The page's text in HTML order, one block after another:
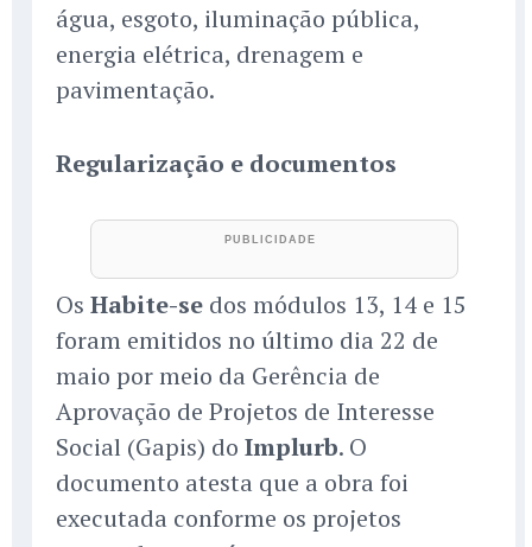
água, esgoto, iluminação pública,
energia elétrica, drenagem e
pavimentação.
Regularização e documentos
Os Habite-se dos módulos 13, 14 e 15
foram emitidos no último dia 22 de
maio por meio da Gerência de
Aprovação de Projetos de Interesse
Social (Gapis) do Implurb. O
documento atesta que a obra foi
executada conforme os projetos